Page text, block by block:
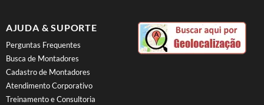
AJUDA & SUPORTE
Perguntas Frequentes
Busca de Montadores
Cadastro de Montadores
Atendimento Corporativo
Treinamento e Consultoria